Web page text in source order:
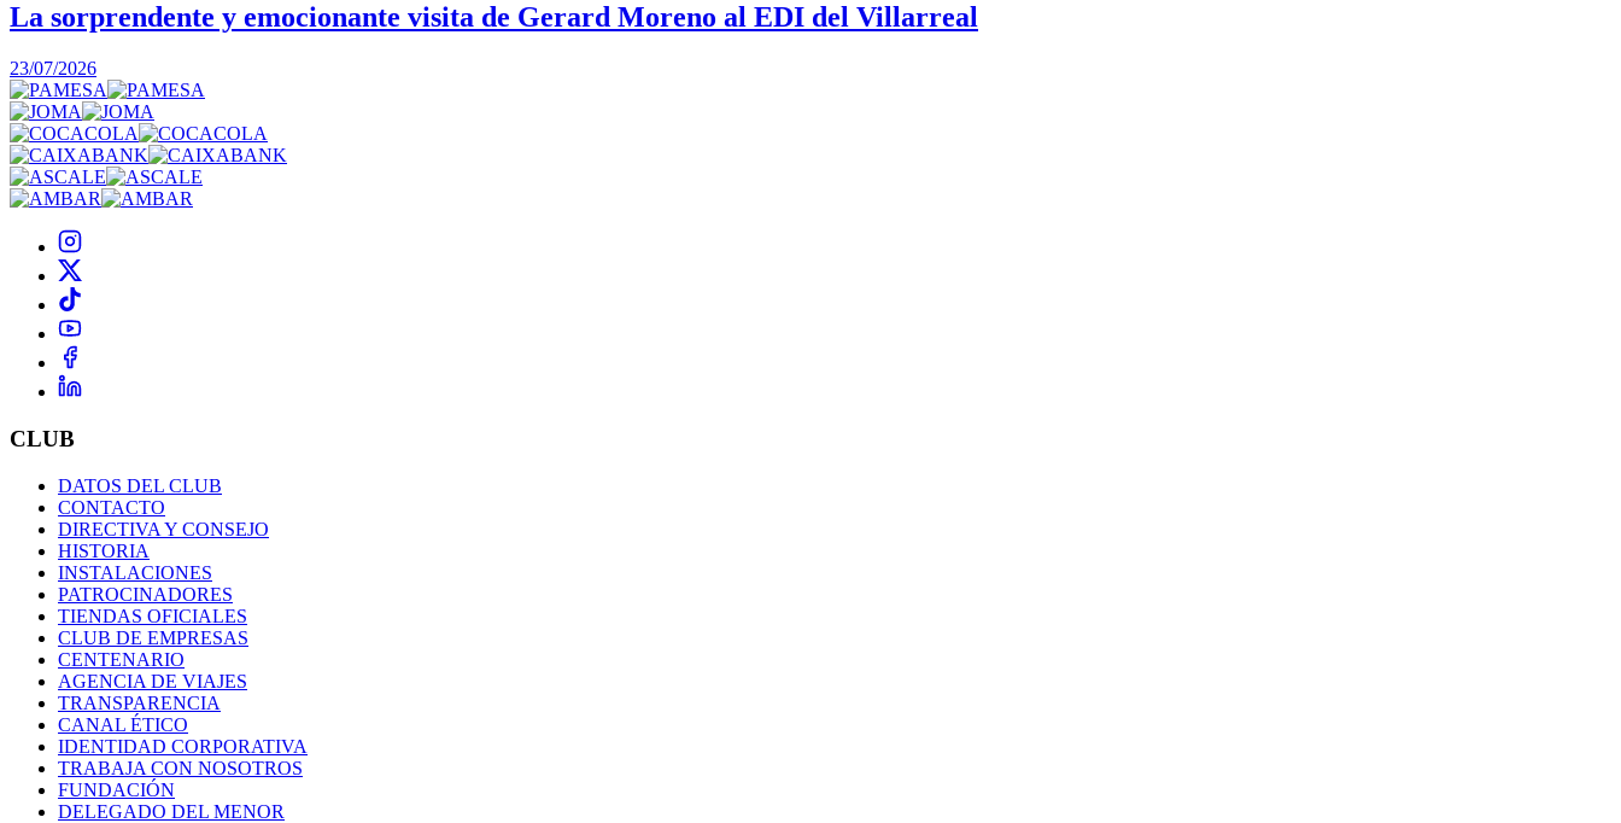
La sorprendente y emocionante visita de Gerard Moreno al EDI del Villarreal
23/07/2026
CLUB
DATOS DEL CLUB
CONTACTO
DIRECTIVA Y CONSEJO
HISTORIA
INSTALACIONES
PATROCINADORES
TIENDAS OFICIALES
CLUB DE EMPRESAS
CENTENARIO
AGENCIA DE VIAJES
TRANSPARENCIA
CANAL ÉTICO
IDENTIDAD CORPORATIVA
TRABAJA CON NOSOTROS
FUNDACIÓN
DELEGADO DEL MENOR